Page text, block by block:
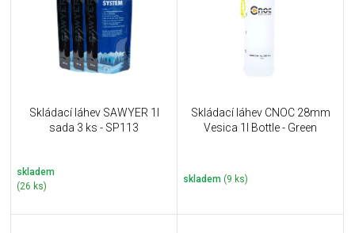
Skládací láhev SAWYER 1l
sada 3 ks - SP113
skladem
(26 ks)
Skládací láhev CNOC 28mm
Vesica 1l Bottle - Green
skladem (9 ks)